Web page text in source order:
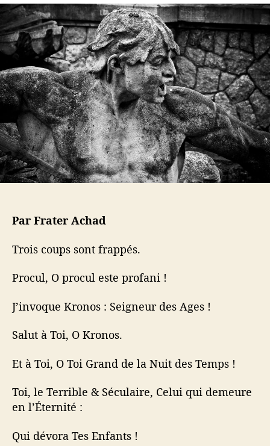
u
r
d
e
’
a
r
t
i
c
l
e
d
e
l
’
a
r
t
i
c
l
e
L
a
C
o
n
j
u
r
a
t
i
o
n
d
Par Frater Achad
Trois coups sont frappés.
Procul, O procul este profani !
J’invoque Kronos : Seigneur des Ages !
Salut à Toi, O Kronos.
Et à Toi, O Toi Grand de la Nuit des Temps !
Toi, le Terrible & Séculaire, Celui qui demeure
en l’Éternité :
Qui dévora Tes Enfants !